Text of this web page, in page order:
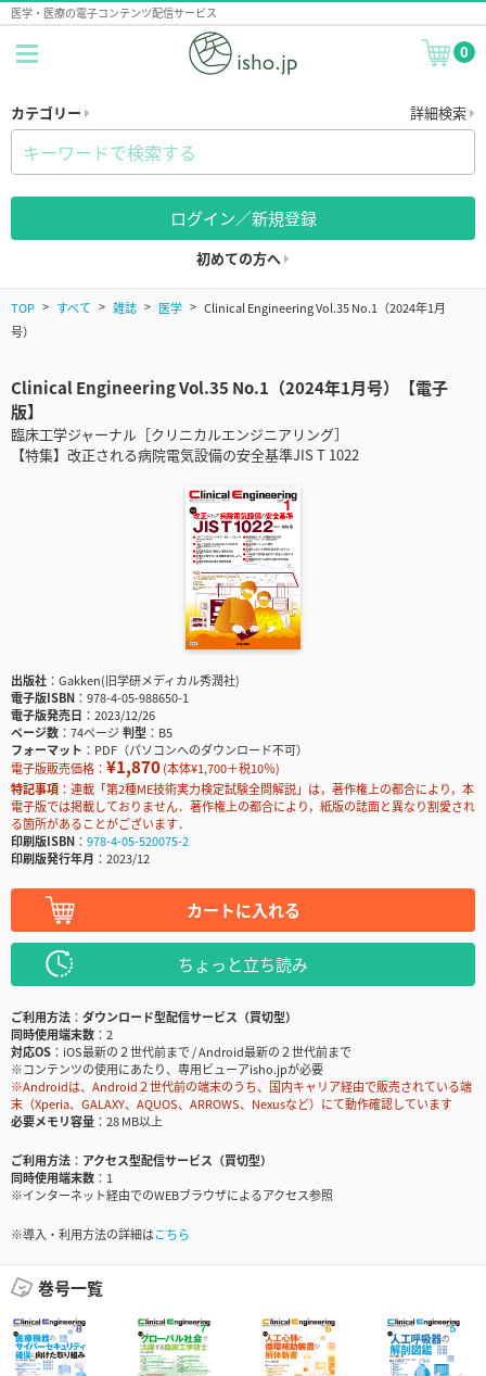
医学・医療の電子コンテンツ配信サービス
0
カテゴリー 詳細検索
ログイン／新規登録
初めての方へ
TOP すべて 雑誌 医学
Clinical Engineering Vol.35 No.1（2024年1月
号）
Clinical Engineering Vol.35 No.1（2024年1月号）【電子
版】
臨床工学ジャーナル［クリニカルエンジニアリング］
【特集】改正される病院電気設備の安全基準JIS T 1022
出版社
Gakken(旧学研メディカル秀潤社)
電子版ISBN
978-4-05-988650-1
電子版発売日
2023/12/26
ページ数
74ページ判型
B5
フォーマット
PDF（パソコンへのダウンロード不可）
電子版販売価格： ¥1,870(本体¥1,700＋税10％)
特記事項
連載「第2種ME技術実力検定試験全問解説」は，著作権上の都合により，本
電子版では掲載しておりません．著作権上の都合により，紙版の誌面と異なり割愛され
る箇所があることがございます．
印刷版ISBN
978-4-05-520075-2
印刷版発行年月
2023/12
カートに入れる
ちょっと立ち読み
ご利用方法
ダウンロード型配信サービス（買切型）
同時使用端末数
2
対応OS
iOS最新の２世代前まで / Android最新の２世代前まで
※コンテンツの使用にあたり、専用ビューアisho.jpが必要
※Androidは、Android２世代前の端末のうち、国内キャリア経由で販売されている端
末（Xperia、GALAXY、AQUOS、ARROWS、Nexusなど）にて動作確認しています
必要メモリ容量
28 MB以上
ご利用方法
アクセス型配信サービス（買切型）
同時使用端末数
1
※インターネット経由でのWEBブラウザによるアクセス参照
※導入・利用方法の詳細はこちら
巻号一覧